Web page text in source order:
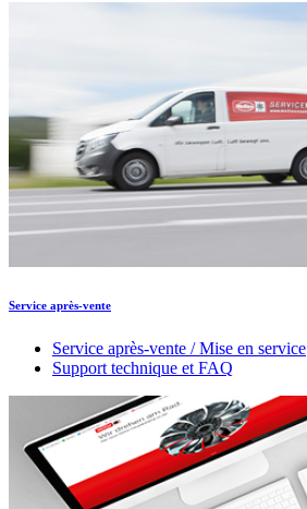
Service après-vente
Service après-vente / Mise en service
Support technique et FAQ